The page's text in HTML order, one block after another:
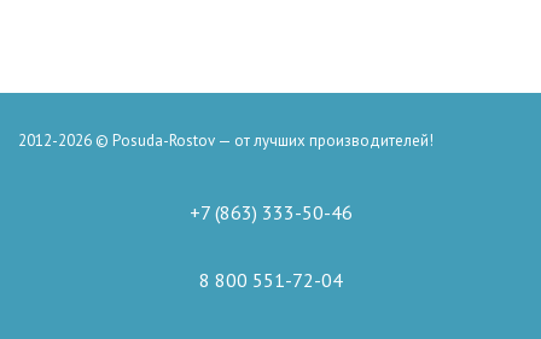
2012-2026 © Posuda-Rostov — от лучших производителей!
+7 (863) 333-50-46
8 800 551-72-04